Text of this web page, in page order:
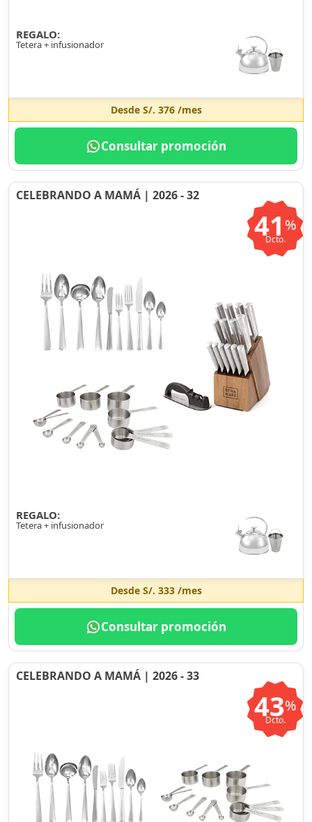
REGALO:
Tetera + infusionador
Desde S/. 376/mes
Consultar promoción
CELEBRANDO A MAMÁ | 2026 - 32
41 %
Dcto.
REGALO:
Tetera + infusionador
Desde S/. 333/mes
Consultar promoción
CELEBRANDO A MAMÁ | 2026 - 33
43%
Dcto.